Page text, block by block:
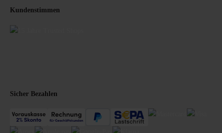
Kundenstimmen
Sicher Bezahlen